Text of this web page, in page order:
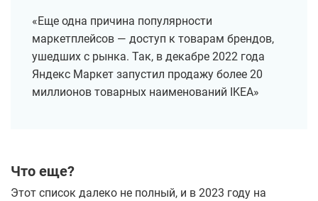
«Еще одна причина популярности
маркетплейсов — доступ к товарам брендов,
ушедших с рынка. Так, в декабре 2022 года
Яндекс Маркет запустил продажу более 20
миллионов товарных наименований IKEA»
Что еще?
Этот список далеко не полный, и в 2023 году на